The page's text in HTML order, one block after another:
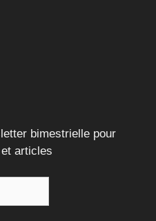
bimestrielle pour
articles